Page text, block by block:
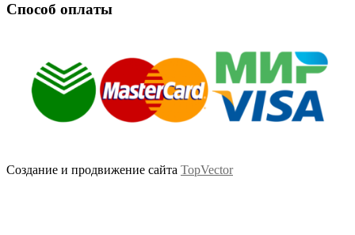
Способ оплаты
Создание и продвижение сайта TopVector